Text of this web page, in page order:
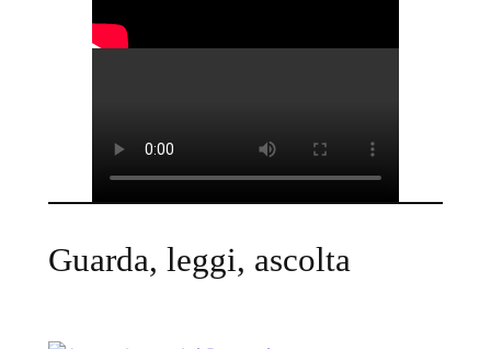
Guarda, leggi, ascolta